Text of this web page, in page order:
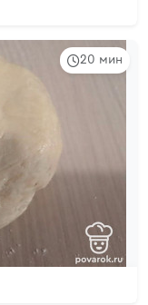
20 мин